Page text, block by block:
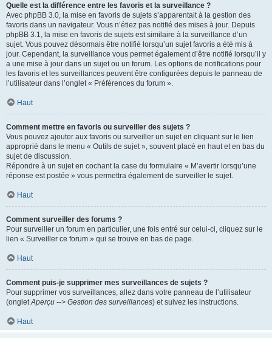
Quelle est la différence entre les favoris et la surveillance ?
Avec phpBB 3.0, la mise en favoris de sujets s’apparentait à la gestion des
favoris dans un navigateur. Vous n’étiez pas notifié des mises à jour. Depuis
phpBB 3.1, la mise en favoris de sujets est similaire à la surveillance d’un
sujet. Vous pouvez désormais être notifié lorsqu’un sujet favoris a été mis à
jour. Cependant, la surveillance vous permet également d’être notifié lorsqu’il y
a une mise à jour dans un sujet ou un forum. Les options de notifications pour
les favoris et les surveillances peuvent être configurées depuis le panneau de
l’utilisateur dans l’onglet « Préférences du forum ».
Haut
Comment mettre en favoris ou surveiller des sujets ?
Vous pouvez ajouter aux favoris ou surveiller un sujet en cliquant sur le lien
approprié dans le menu « Outils de sujet », souvent placé en haut et en bas du
sujet de discussion.
Répondre à un sujet en cochant la case du formulaire « M’avertir lorsqu’une
réponse est postée » vous permettra également de surveiller le sujet.
Haut
Comment surveiller des forums ?
Pour surveiller un forum en particulier, une fois entré sur celui-ci, cliquez sur le
lien « Surveiller ce forum » qui se trouve en bas de page.
Haut
Comment puis-je supprimer mes surveillances de sujets ?
Pour supprimer vos surveillances, allez dans votre panneau de l’utilisateur
(ongletAperçu --> Gestion des surveillances) et suivez les instructions.
Haut